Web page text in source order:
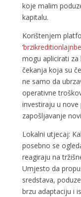
koje malim
kapitalu.
Korištenjem
‘
mogu aplicirati
čekanja koja su
ne samo da
operativne
investiraju u
zapošljavanje
Lokalni utjecaj:
posebno se
reagiraju na
Umjesto da
sredstava,
brzu adaptaciju i